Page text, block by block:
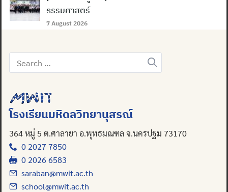
ธรรมศาสตร์
7 August 2026
Search
for:
โรงเรียนมหิดลวิทยานุสรณ์
364 หมู่ 5 ต.ศาลายา อ.พุทธมณฑล จ.นครปฐม 73170
0 2027 7850
0 2026 6583
saraban@mwit.ac.th
school@mwit.ac.th